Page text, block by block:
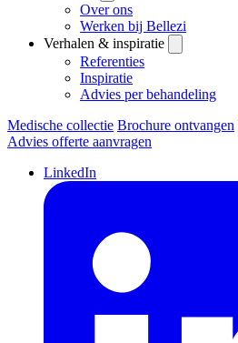
Over ons
Werken bij Bellezi
Verhalen & inspiratie
Referenties
Inspiratie
Advies per behandeling
Medische collectie Brochure ontvangen
Advies offerte aanvragen
LinkedIn